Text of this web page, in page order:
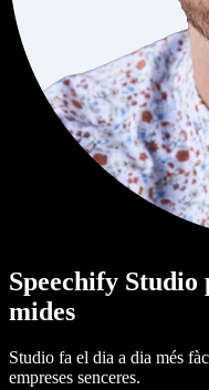
Speechify Studio
mides
Studio fa el dia a dia més
empreses senceres.